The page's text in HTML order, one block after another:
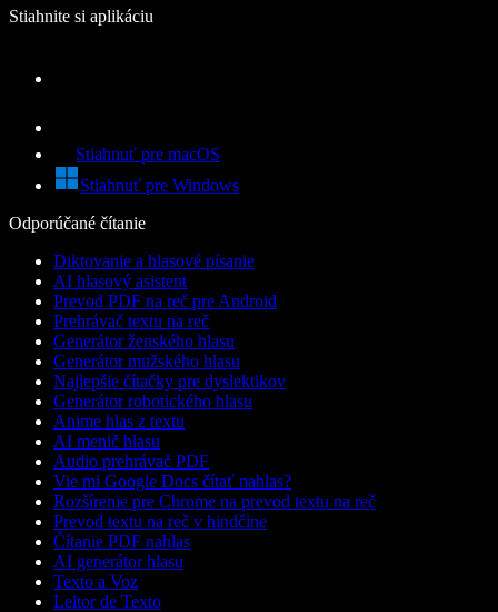
Stiahnite si aplikáciu
Stiahnuť pre macOS
Stiahnuť pre Windows
Odporúčané čítanie
Diktovanie a hlasové písanie
AI hlasový asistent
Prevod PDF na reč pre Android
Prehrávač textu na reč
Generátor ženského hlasu
Generátor mužského hlasu
Najlepšie čítačky pre dyslektikov
Generátor robotického hlasu
Anime hlas z textu
AI menič hlasu
Audio prehrávač PDF
Vie mi Google Docs čítať nahlas?
Rozšírenie pre Chrome na prevod textu na reč
Prevod textu na reč v hindčine
Čítanie PDF nahlas
AI generátor hlasu
Texto a Voz
Leitor de Texto